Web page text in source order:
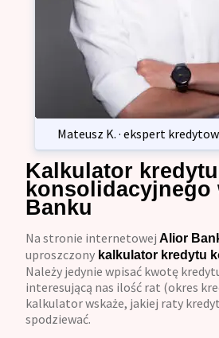
Mateusz K. · ekspert
Kalkulator kredytu
konsolidacyjnego
Banku
Na stronie internetowej Alior
uproszczony kalkulator kredytu
Należy jedynie wpisać kwotę
interesującą nas ilość rat (okres
kalkulator wskaże, jakiej raty
spodziewać.